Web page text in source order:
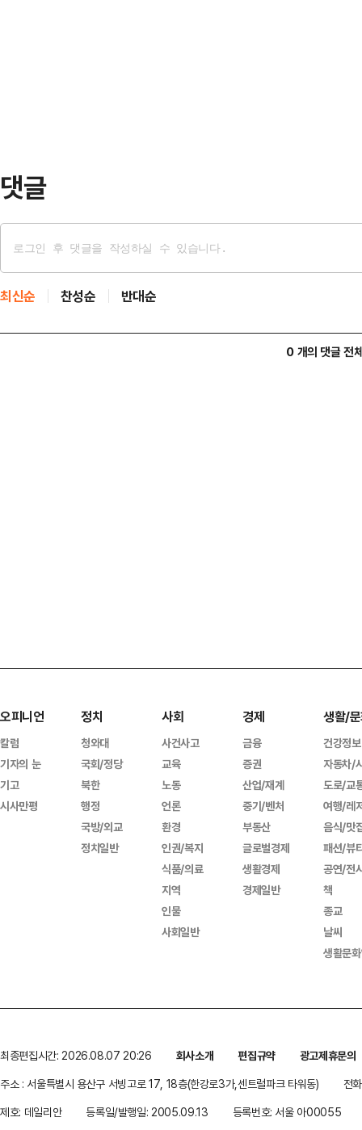
댓글
최신순 찬성순 반대순
0 개의 댓글 전
오피니언
칼럼
기자의 눈
기고
시사만평
정치
청와대
국회/정당
북한
행정
국방/외교
정치일반
사회
사건사고
교육
노동
언론
환경
인권/복지
식품/의료
지역
인물
사회일반
경제
금융
증권
산업/재계
중기/벤처
부동산
글로벌경제
생활경제
경제일반
생활/
건강정보
자동차/
도로/교
여행/레
음식/맛
패션/뷰
공연/전
책
종교
날씨
생활문
최종편집시간: 2026.08.07 20:26 회사소개 편집규약
광고제휴문의
주소 : 서울특별시 용산구 서빙고로 17, 18층(한강로3가,센트럴파크 타워동)
전
제호: 데일리안
등록일/발행일: 2005.09.13 등록번호: 서울 아00055